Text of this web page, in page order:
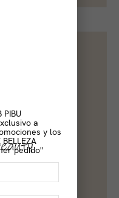
PIBU
a
y los
BELLEZA
pedido"